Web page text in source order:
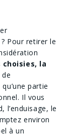
Pour retirer le
la
de
partie
Il vous
l’enduisage, le
environ
à un